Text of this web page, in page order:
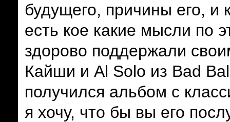
будущего, причины его, и
есть кое какие мысли по
здорово поддержали
Кайши и Al Solo из Bad
получился альбом с
я хочу, что бы вы его